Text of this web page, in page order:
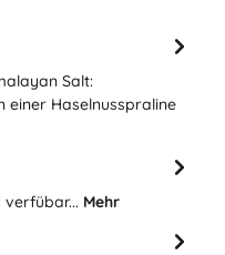
Salt:
einer Haselnusspraline
Mehr